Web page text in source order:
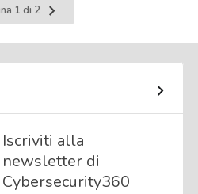
1 di 2
Pagina
successiva
Iscriviti alla
newsletter di
Cybersecurity360